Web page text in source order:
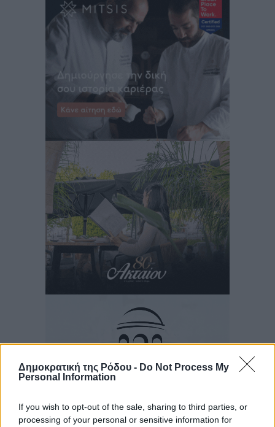
Δημοκρατική της Ρόδου - Do Not Process My
Personal Information
If you wish to opt-out of the sale, sharing to third parties, or
processing of your personal or sensitive information for